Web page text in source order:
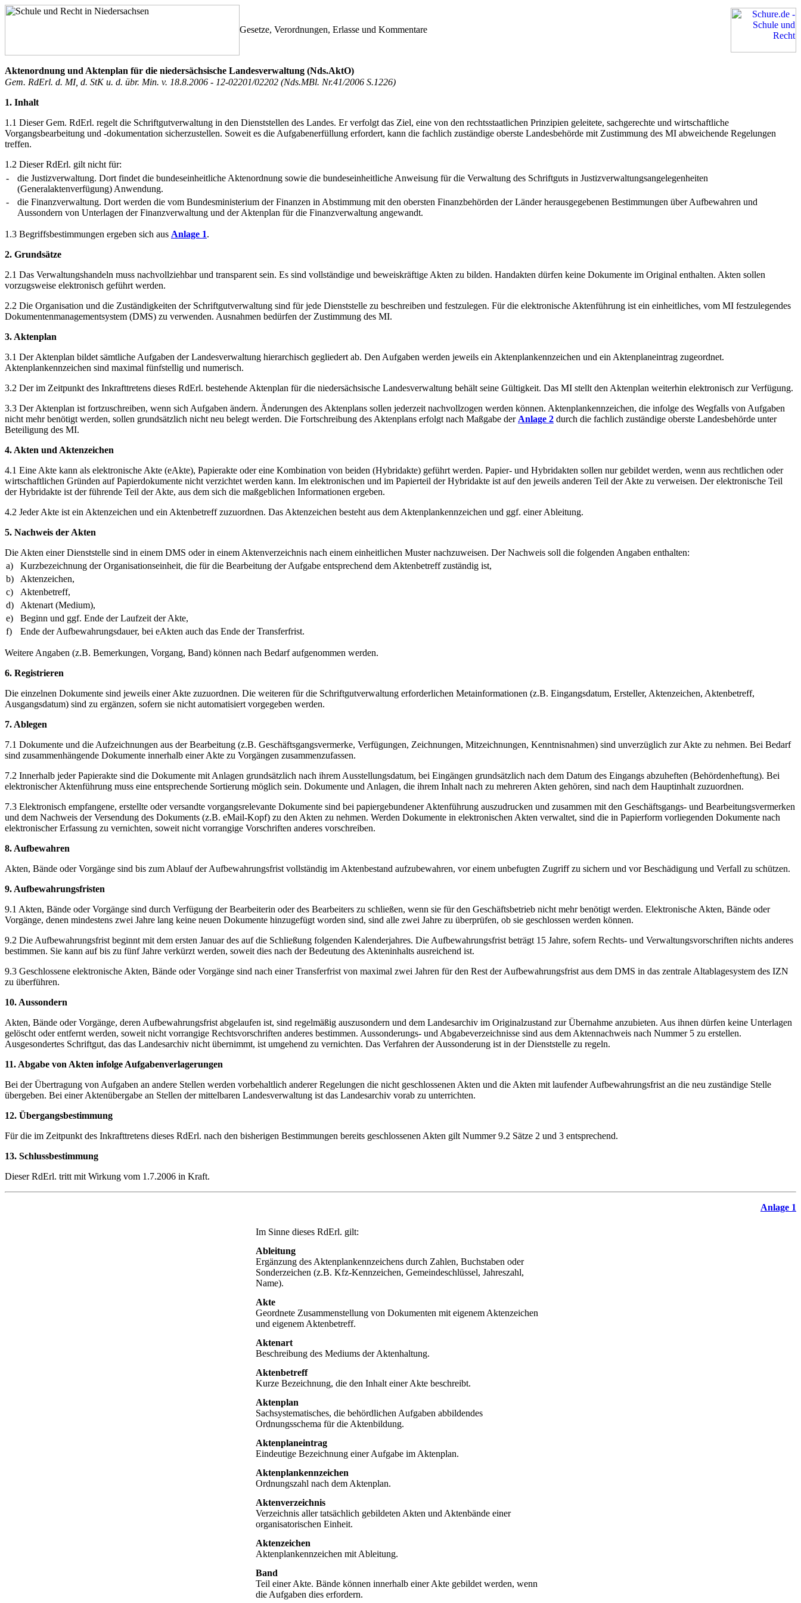
Gesetze, Verordnungen, Erlasse und Kommentare
Aktenordnung und Aktenplan für die niedersächsische Landesverwaltung (Nds.AktO)
Gem. RdErl. d. MI, d. StK u. d. übr. Min. v. 18.8.2006 - 12-02201/02202 (Nds.MBl. Nr.41/2006 S.1226)
1. Inhalt
1.1 Dieser Gem. RdErl. regelt die Schriftgutverwaltung in den Dienststellen des Landes. Er verfolgt das Ziel, eine von den rechtsstaatlichen Prinzipien geleitete, sachgerechte und wirtschaftliche
Vorgangsbearbeitung und -dokumentation sicherzustellen. Soweit es die Aufgabenerfüllung erfordert, kann die fachlich zuständige oberste Landesbehörde mit Zustimmung des MI abweichende Regelungen
treffen.
1.2 Dieser RdErl. gilt nicht für:
-
die Justizverwaltung. Dort findet die bundeseinheitliche Aktenordnung sowie die bundeseinheitliche Anweisung für die Verwaltung des Schriftguts in Justizverwaltungsangelegenheiten
(Generalaktenverfügung) Anwendung.
-
die Finanzverwaltung. Dort werden die vom Bundesministerium der Finanzen in Abstimmung mit den obersten Finanzbehörden der Länder herausgegebenen Bestimmungen über Aufbewahren und
Aussondern von Unterlagen der Finanzverwaltung und der Aktenplan für die Finanzverwaltung angewandt.
1.3 Begriffsbestimmungen ergeben sich aus Anlage 1.
2. Grundsätze
2.1 Das Verwaltungshandeln muss nachvollziehbar und transparent sein. Es sind vollständige und beweiskräftige Akten zu bilden. Handakten dürfen keine Dokumente im Original enthalten. Akten sollen
vorzugsweise elektronisch geführt werden.
2.2 Die Organisation und die Zuständigkeiten der Schriftgutverwaltung sind für jede Dienststelle zu beschreiben und festzulegen. Für die elektronische Aktenführung ist ein einheitliches, vom MI festzulegendes
Dokumentenmanagementsystem (DMS) zu verwenden. Ausnahmen bedürfen der Zustimmung des MI.
3. Aktenplan
3.1 Der Aktenplan bildet sämtliche Aufgaben der Landesverwaltung hierarchisch gegliedert ab. Den Aufgaben werden jeweils ein Aktenplankennzeichen und ein Aktenplaneintrag zugeordnet.
Aktenplankennzeichen sind maximal fünfstellig und numerisch.
3.2 Der im Zeitpunkt des Inkrafttretens dieses RdErl. bestehende Aktenplan für die niedersächsische Landesverwaltung behält seine Gültigkeit. Das MI stellt den Aktenplan weiterhin elektronisch zur Verfügung.
3.3 Der Aktenplan ist fortzuschreiben, wenn sich Aufgaben ändern. Änderungen des Aktenplans sollen jederzeit nachvollzogen werden können. Aktenplankennzeichen, die infolge des Wegfalls von Aufgaben
nicht mehr benötigt werden, sollen grundsätzlich nicht neu belegt werden. Die Fortschreibung des Aktenplans erfolgt nach Maßgabe der Anlage 2 durch die fachlich zuständige oberste Landesbehörde unter
Beteiligung des MI.
4. Akten und Aktenzeichen
4.1 Eine Akte kann als elektronische Akte (eAkte), Papierakte oder eine Kombination von beiden (Hybridakte) geführt werden. Papier- und Hybridakten sollen nur gebildet werden, wenn aus rechtlichen oder
wirtschaftlichen Gründen auf Papierdokumente nicht verzichtet werden kann. Im elektronischen und im Papierteil der Hybridakte ist auf den jeweils anderen Teil der Akte zu verweisen. Der elektronische Teil
der Hybridakte ist der führende Teil der Akte, aus dem sich die maßgeblichen Informationen ergeben.
4.2 Jeder Akte ist ein Aktenzeichen und ein Aktenbetreff zuzuordnen. Das Aktenzeichen besteht aus dem Aktenplankennzeichen und ggf. einer Ableitung.
5. Nachweis der Akten
Die Akten einer Dienststelle sind in einem DMS oder in einem Aktenverzeichnis nach einem einheitlichen Muster nachzuweisen. Der Nachweis soll die folgenden Angaben enthalten:
a)
Kurzbezeichnung der Organisationseinheit, die für die Bearbeitung der Aufgabe entsprechend dem Aktenbetreff zuständig ist,
b)
Aktenzeichen,
c)
Aktenbetreff,
d)
Aktenart (Medium),
e)
Beginn und ggf. Ende der Laufzeit der Akte,
f)
Ende der Aufbewahrungsdauer, bei eAkten auch das Ende der Transferfrist.
Weitere Angaben (z.B. Bemerkungen, Vorgang, Band) können nach Bedarf aufgenommen werden.
6. Registrieren
Die einzelnen Dokumente sind jeweils einer Akte zuzuordnen. Die weiteren für die Schriftgutverwaltung erforderlichen Metainformationen (z.B. Eingangsdatum, Ersteller, Aktenzeichen, Aktenbetreff,
Ausgangsdatum) sind zu ergänzen, sofern sie nicht automatisiert vorgegeben werden.
7. Ablegen
7.1 Dokumente und die Aufzeichnungen aus der Bearbeitung (z.B. Geschäftsgangsvermerke, Verfügungen, Zeichnungen, Mitzeichnungen, Kenntnisnahmen) sind unverzüglich zur Akte zu nehmen. Bei Bedarf
sind zusammenhängende Dokumente innerhalb einer Akte zu Vorgängen zusammenzufassen.
7.2 Innerhalb jeder Papierakte sind die Dokumente mit Anlagen grundsätzlich nach ihrem Ausstellungsdatum, bei Eingängen grundsätzlich nach dem Datum des Eingangs abzuheften (Behördenheftung). Bei
elektronischer Aktenführung muss eine entsprechende Sortierung möglich sein. Dokumente und Anlagen, die ihrem Inhalt nach zu mehreren Akten gehören, sind nach dem Hauptinhalt zuzuordnen.
7.3 Elektronisch empfangene, erstellte oder versandte vorgangsrelevante Dokumente sind bei papiergebundener Aktenführung auszudrucken und zusammen mit den Geschäftsgangs- und Bearbeitungsvermerken
und dem Nachweis der Versendung des Dokuments (z.B. eMail-Kopf) zu den Akten zu nehmen. Werden Dokumente in elektronischen Akten verwaltet, sind die in Papierform vorliegenden Dokumente nach
elektronischer Erfassung zu vernichten, soweit nicht vorrangige Vorschriften anderes vorschreiben.
8. Aufbewahren
Akten, Bände oder Vorgänge sind bis zum Ablauf der Aufbewahrungsfrist vollständig im Aktenbestand aufzubewahren, vor einem unbefugten Zugriff zu sichern und vor Beschädigung und Verfall zu schützen.
9. Aufbewahrungsfristen
9.1 Akten, Bände oder Vorgänge sind durch Verfügung der Bearbeiterin oder des Bearbeiters zu schließen, wenn sie für den Geschäftsbetrieb nicht mehr benötigt werden. Elektronische Akten, Bände oder
Vorgänge, denen mindestens zwei Jahre lang keine neuen Dokumente hinzugefügt worden sind, sind alle zwei Jahre zu überprüfen, ob sie geschlossen werden können.
9.2 Die Aufbewahrungsfrist beginnt mit dem ersten Januar des auf die Schließung folgenden Kalenderjahres. Die Aufbewahrungsfrist beträgt 15 Jahre, sofern Rechts- und Verwaltungsvorschriften nichts anderes
bestimmen. Sie kann auf bis zu fünf Jahre verkürzt werden, soweit dies nach der Bedeutung des Akteninhalts ausreichend ist.
9.3 Geschlossene elektronische Akten, Bände oder Vorgänge sind nach einer Transferfrist von maximal zwei Jahren für den Rest der Aufbewahrungsfrist aus dem DMS in das zentrale Altablagesystem des IZN
zu überführen.
10. Aussondern
Akten, Bände oder Vorgänge, deren Aufbewahrungsfrist abgelaufen ist, sind regelmäßig auszusondern und dem Landesarchiv im Originalzustand zur Übernahme anzubieten. Aus ihnen dürfen keine Unterlagen
gelöscht oder entfernt werden, soweit nicht vorrangige Rechtsvorschriften anderes bestimmen. Aussonderungs- und Abgabeverzeichnisse sind aus dem Aktennachweis nach Nummer 5 zu erstellen.
Ausgesondertes Schriftgut, das das Landesarchiv nicht übernimmt, ist umgehend zu vernichten. Das Verfahren der Aussonderung ist in der Dienststelle zu regeln.
11. Abgabe von Akten infolge Aufgabenverlagerungen
Bei der Übertragung von Aufgaben an andere Stellen werden vorbehaltlich anderer Regelungen die nicht geschlossenen Akten und die Akten mit laufender Aufbewahrungsfrist an die neu zuständige Stelle
übergeben. Bei einer Aktenübergabe an Stellen der mittelbaren Landesverwaltung ist das Landesarchiv vorab zu unterrichten.
12. Übergangsbestimmung
Für die im Zeitpunkt des Inkrafttretens dieses RdErl. nach den bisherigen Bestimmungen bereits geschlossenen Akten gilt Nummer 9.2 Sätze 2 und 3 entsprechend.
13. Schlussbestimmung
Dieser RdErl. tritt mit Wirkung vom 1.7.2006 in Kraft.
Anlage 1
Im Sinne dieses RdErl. gilt:
Ableitung
Ergänzung des Aktenplankennzeichens durch Zahlen, Buchstaben oder
Sonderzeichen (z.B. Kfz-Kennzeichen, Gemeindeschlüssel, Jahreszahl,
Name).
Akte
Geordnete Zusammenstellung von Dokumenten mit eigenem Aktenzeichen
und eigenem Aktenbetreff.
Aktenart
Beschreibung des Mediums der Aktenhaltung.
Aktenbetreff
Kurze Bezeichnung, die den Inhalt einer Akte beschreibt.
Aktenplan
Sachsystematisches, die behördlichen Aufgaben abbildendes
Ordnungsschema für die Aktenbildung.
Aktenplaneintrag
Eindeutige Bezeichnung einer Aufgabe im Aktenplan.
Aktenplankennzeichen
Ordnungszahl nach dem Aktenplan.
Aktenverzeichnis
Verzeichnis aller tatsächlich gebildeten Akten und Aktenbände einer
organisatorischen Einheit.
Aktenzeichen
Aktenplankennzeichen mit Ableitung.
Band
Teil einer Akte. Bände können innerhalb einer Akte gebildet werden, wenn
die Aufgaben dies erfordern.